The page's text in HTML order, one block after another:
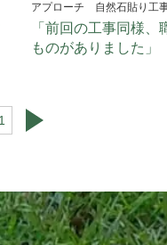
アプローチ 自然石貼り工
「前回の工事同様
ものがありました」